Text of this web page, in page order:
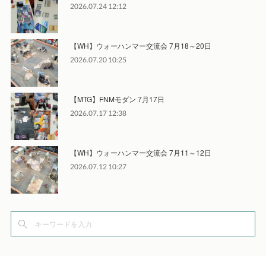
2026.07.24 12:12
【WH】ウォーハンマー交流会 7月18～20日
2026.07.20 10:25
【MTG】FNMモダン 7月17日
2026.07.17 12:38
【WH】ウォーハンマー交流会 7月11～12日
2026.07.12 10:27